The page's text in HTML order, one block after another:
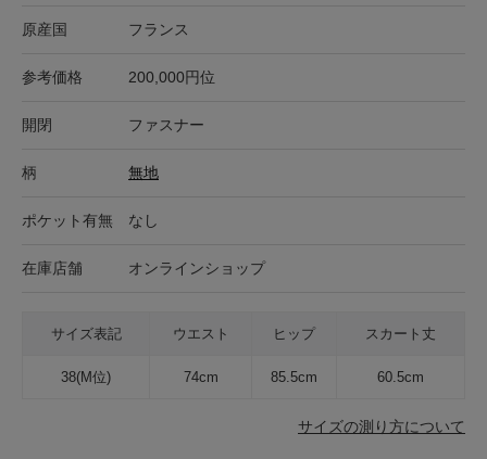
原産国 フランス
参考価格 200,000円位
開閉 ファスナー
柄 無地
ポケット有無 なし
在庫店舗 オンラインショップ
サイズ表記 ウエスト ヒップ スカート丈
38(M位) 74cm 85.5cm 60.5cm
サイズの測り方について